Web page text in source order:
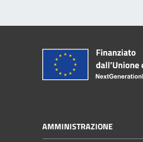
AMMINISTRAZIONE